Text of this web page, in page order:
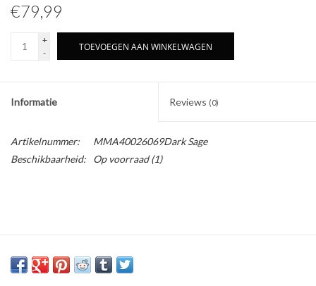
€79,99
+
-
TOEVOEGEN AAN WINKELWAGEN
Informatie Reviews (0)
Artikelnummer:
MMA40026069Dark Sage
Beschikbaarheid:
Op voorraad(1)